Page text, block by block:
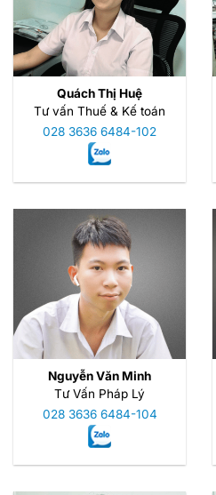
Quách Thị Huệ
Tư vấn Thuế & Kế toán
028 3636 6484-102
Nguyễn Văn Minh
Tư Vấn Pháp Lý
028 3636 6484-104